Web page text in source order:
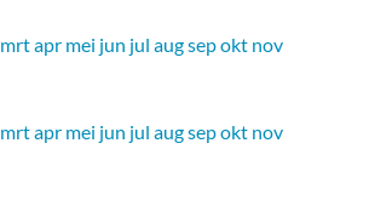
mrtapr mei jun jul augsepokt nov
mrtapr mei jun jul augsepokt nov